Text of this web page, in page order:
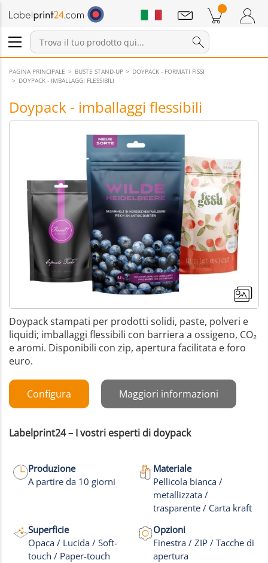
Accedi / Registrati
Prodotti nel carrello
Annunci
PAGINA PRINCIPALE BUSTE STAND-UP
DOYPACK - FORMATI FISSI
DOYPACK - IMBALLAGGI FLESSIBILI
Doypack - imballaggi flessibili
+17
Doypack stampati per prodotti solidi, paste, polveri e
liquidi; imballaggi flessibili con barriera a ossigeno, CO₂
e aromi. Disponibili con zip, apertura facilitata e foro
euro.
Configura Maggiori informazioni
Labelprint24 – I vostri esperti di doypack
Produzione
A partire da 10 giorni
Materiale
Pellicola bianca /
metallizzata /
trasparente / Carta kraft
Superficie
Opaca / Lucida / Soft-
touch / Paper-touch
Opzioni
Finestra / ZIP / Tacche di
apertura